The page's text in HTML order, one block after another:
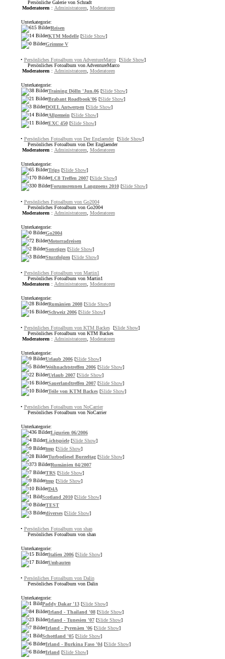
Persönliche Galerie von Schradt
Moderatoren : Administratoren, Moderatoren
Unterkategorie:
Reisen
KTM Modelle[Slide Show]
Grimme V
• Persönliches Fotoalbum von AdventureMarco [Slide Show]
Persönliches Fotoalbum von AdventureMarco
Moderatoren : Administratoren, Moderatoren
Unterkategorie:
Training Dölln 'Jun.06[Slide Show]
Brabant Roadbook'06[Slide Show]
DOEL Antwerpen[Slide Show]
Allgemein[Slide Show]
EXC 450[Slide Show]
• Persönliches Fotoalbum von Der Englaender [Slide Show]
Persönliches Fotoalbum von Der Englaender
Moderatoren : Administratoren, Moderatoren
Unterkategorie:
Trips[Slide Show]
LC8 Treffen 2007[Slide Show]
Forumsrennen Langgoens 2010[Slide Show]
• Persönliches Fotoalbum von Go2004
Persönliches Fotoalbum von Go2004
Moderatoren : Administratoren, Moderatoren
Unterkategorie:
Go2004
Motorradreisen
Sonstiges[Slide Show]
Sturzfolgen[Slide Show]
• Persönliches Fotoalbum von Martin1
Persönliches Fotoalbum von Martin1
Moderatoren : Administratoren, Moderatoren
Unterkategorie:
Rumänien 2008[Slide Show]
Schweiz 2006[Slide Show]
• Persönliches Fotoalbum von KTM Backes [Slide Show]
Persönliches Fotoalbum von KTM Backes
Moderatoren : Administratoren, Moderatoren
Unterkategorie:
Urlaub 2006[Slide Show]
Weihnachtstreffen 2006[Slide Show]
Urlaub 2007[Slide Show]
Sauerlandtreffen 2007[Slide Show]
Teile von KTM Backes[Slide Show]
• Persönliches Fotoalbum von NoCarrier
Persönliches Fotoalbum von NoCarrier
Unterkategorie:
Ligurien 06/2006
Lichtspiele[Slide Show]
tmp [Slide Show]
Turbodiesel Burzeltag[Slide Show]
Rumänien 04/2007
TRS [Slide Show]
tmp [Slide Show]
D4A
Scotland 2010[Slide Show]
TEST
diverses[Slide Show]
• Persönliches Fotoalbum von shan
Persönliches Fotoalbum von shan
Unterkategorie:
Italien 2006[Slide Show]
Umbauten
• Persönliches Fotoalbum von Dalin
Persönliches Fotoalbum von Dalin
Unterkategorie:
Paddy Dakar '13[Slide Show]
Irland - Thailand '08[Slide Show]
Irland - Tunesien '07[Slide Show]
Irland - Pyrenäen '06[Slide Show]
Schottland '05[Slide Show]
Irland - Burkina Faso '04[Slide Show]
Irland[Slide Show]